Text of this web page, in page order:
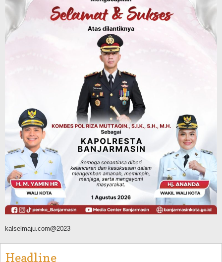
Agustus 6, 2026
Advertorial
Disporapar Balangan Bekali Pokdarwis
Pelatihan Rescue, BASARNAS Tabalong
Jadi Instruktur
Sosial & Keagamaan
16 Pelaku Anak Kasus Asusila
Didampingi DP3A Banjarmasin,
Sebagian Ternyata Pernah Jadi Korban
Agustus 6, 2026
kalselmaju.com@2023
Headline